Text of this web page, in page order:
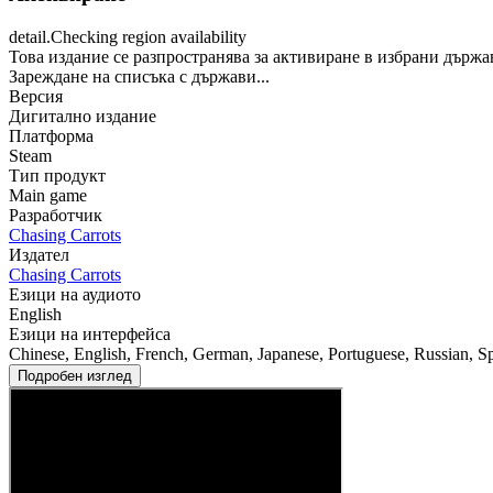
detail.Checking region availability
Това издание се разпространява за активиране в избрани
Зареждане на списъка с държави...
Версия
Дигитално издание
Платформа
Steam
Тип продукт
Main game
Разработчик
Chasing Carrots
Издател
Chasing Carrots
Езици на аудиото
English
Езици на интерфейса
Chinese, English, French, German, Japanese, Portuguese, Russian,
Подробен изглед